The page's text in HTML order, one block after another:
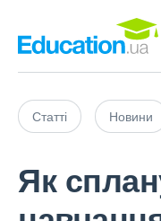
Статті Новини
Як